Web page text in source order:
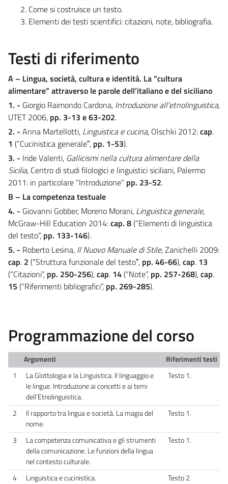
Come si costruisce un testo.
Elementi dei testi scientifici: citazioni, note, bibliografia.
Testi di riferimento
A – Lingua, società, cultura e identità. La “cultura
alimentare” attraverso le parole dell’italiano e del siciliano
1. - Giorgio Raimondo Cardona, Introduzione all'etnolinguistica,
UTET 2006, pp. 3-13 e 63-202.
2. - Anna Martellotti, Linguistica e cucina, Olschki 2012:cap.
1 (“Cucinistica generaleˮ, pp. 1-53).
3. - Iride Valenti, Gallicismi nella cultura alimentare della
Sicilia, Centro di studi filologici e linguistici siciliani, Palermo
2011: in particolare “Introduzione” pp. 23-52.
B – La competenza testuale
4. - Giovanni Gobber, Moreno Morani, Linguistica generale,
McGraw-Hill Education 2014:cap. 8(“Elementi di linguistica
del testo”, pp. 133-146).
5. - Roberto Lesina, Il Nuovo Manuale di Stile, Zanichelli 2009:
cap. 2 (“Struttura funzionale del testoˮ, pp. 46-66),cap. 13
(“Citazioni”, pp. 250-256),cap. 14(“Note”, pp. 257-268),cap.
15 (“Riferimenti bibliografici”, pp. 269-285).
Programmazione del corso
Argomenti
Riferimenti testi
1
La Glottologia e la Linguistica. Il linguaggio e
le lingue. Introduzione ai concetti e ai temi
dell’Etnolinguistica.
Testo 1.
2
Il rapporto tra lingua e società. La magia del
nome.
Testo 1.
3
La competenza comunicativa e gli strumenti
della comunicazione. Le funzioni della lingua
nel contesto culturale.
Testo 1.
4 Linguistica e cucinistica.
Testo 2.